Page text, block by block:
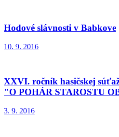
Hodové slávnosti v Babkove
10. 9. 2016
XXVI. ročník hasičskej
"O POHÁR STAROSTU
3. 9. 2016